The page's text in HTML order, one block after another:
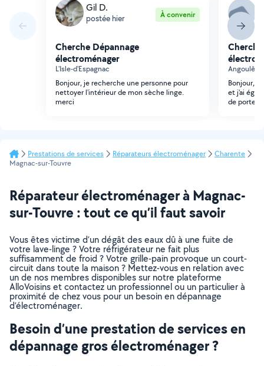
Gil D.
postée hier À convenir
Cherche Dépannage
électroménager
L'Isle-d'Espagnac
Bonjour, je recherche une personne pour
nettoyer l'intérieur de mon sèche linge.
merci
Bonjour,
et j'ai
de porte
Prestations de services Réparateurs électroménager
Charente
Magnac-sur-Touvre
Réparateur électroménager à Magnac-
sur-Touvre : tout ce qu’il faut savoir
Vous êtes victime d’un dégât des eaux dû à une fuite de
votre lave-linge ? Votre réfrigérateur ne fait plus
suffisamment de froid ? Votre grille-pain provoque un court-
circuit dans toute la maison ? Mettez-vous en relation avec
un de nos membres disponibles sur notre plateforme
AlloVoisins et contactez un professionnel ou un particulier à
proximité de chez vous pour un besoin en dépannage
d’électroménager.
Besoin d’une prestation de services en
dépannage gros électroménager ?